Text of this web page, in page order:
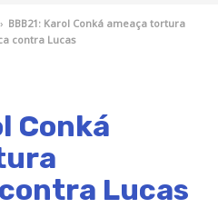
› BBB21: Karol Conká ameaça tortura
contra Lucas
Conká
Lucas